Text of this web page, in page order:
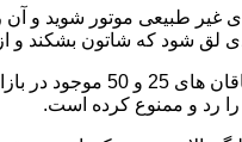
غیر طبیعی موتور شوید و
شود که شاتون بشکند و از
بابت تعمیر این موتور ها باید برخی نکات را در نظر داشته باشید.میلنگ این